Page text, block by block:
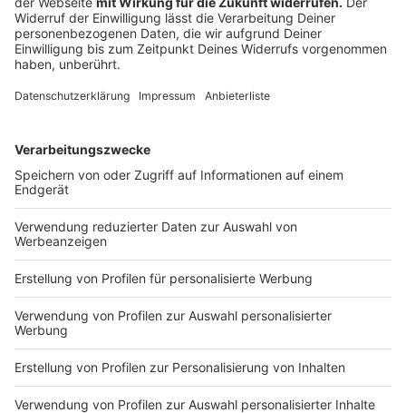
nicht betroffen und fahren regulär.
8. Gibt es spezielle Parkmöglichkeiten für
Fahrgemeinschaften während des Streiks?
Ja, der P&R-Parkplatz Südpark steht an den
Verfügung.
9. Warum wird überhaupt gestreikt?
Die Gewerkschaft ver.di zündet damit mit anderen
Gewerkschaften die nächste Eskalationsstufe im
Tarifstreit des öffentlichen Dienstes. Am Freitag
(14.03.25) startet die dritte Verhandlungsrunde.
Bislang hat die Arbeitgeberseite noch kein
Angebot vorgelegt. Ver.di fordert für die
Beschäftigten im öffentlichen Dienst 8 Prozent
mehr Gehalt, mindestens aber 350 Euro mehr im